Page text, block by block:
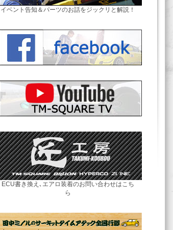
イベント告知＆パーツのお話をジックリと解説！
ECU書き換え､エアロ装着のお問い合わせはこち
ら